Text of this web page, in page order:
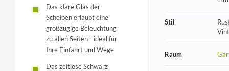
Das klare Glas der
Scheiben erlaubt eine
großzügige Beleuchtung
zu allen Seiten - ideal für
Ihre Einfahrt und Wege
Das zeitlose Schwarz
Stil
Raum